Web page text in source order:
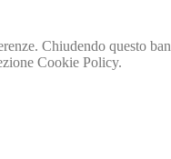
Chiudendo questo
Cookie Policy.